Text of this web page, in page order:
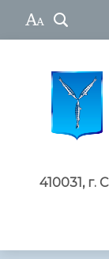
410031, г.